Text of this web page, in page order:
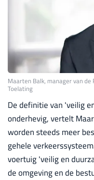
Maarten Balk, manager van
Toelating
De definitie van 'veilig
onderhevig, vertelt
worden steeds meer
gehele
voertuig 'veilig en
de omgeving en de